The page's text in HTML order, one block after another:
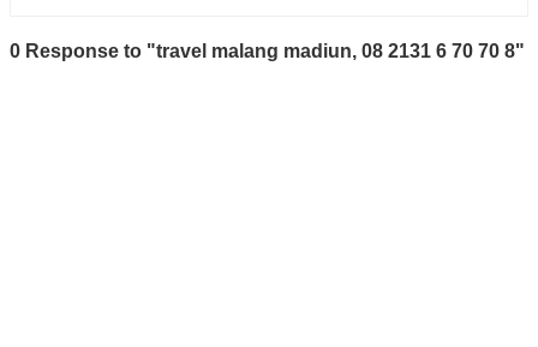
0 Response to "travel malang madiun, 08 2131 6 70 70 8"